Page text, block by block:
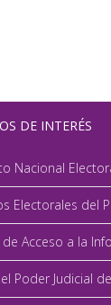
DE INTERÉS
Nacional
Electorales del
Acceso a la
Poder Judicial